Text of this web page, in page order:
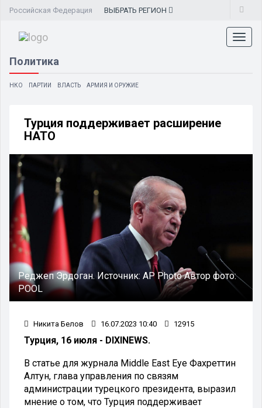
Российская Федерация ВЫБРАТЬ РЕГИОН
Политика
НКО ПАРТИИ ВЛАСТЬ АРМИЯ И ОРУЖИЕ
Турция поддерживает расширение
НАТО
Реджеп Эрдоган. Источник: AP PhotoАвтор фото:
POOL
Никита Белов 16.07.2023 10:40 12915
Турция, 16 июля - DIXINEWS.
В статье для журнала Middle East Eye Фахреттин
Алтун, глава управления по связям
администрации турецкого президента, выразил
мнение о том, что Турция поддерживает